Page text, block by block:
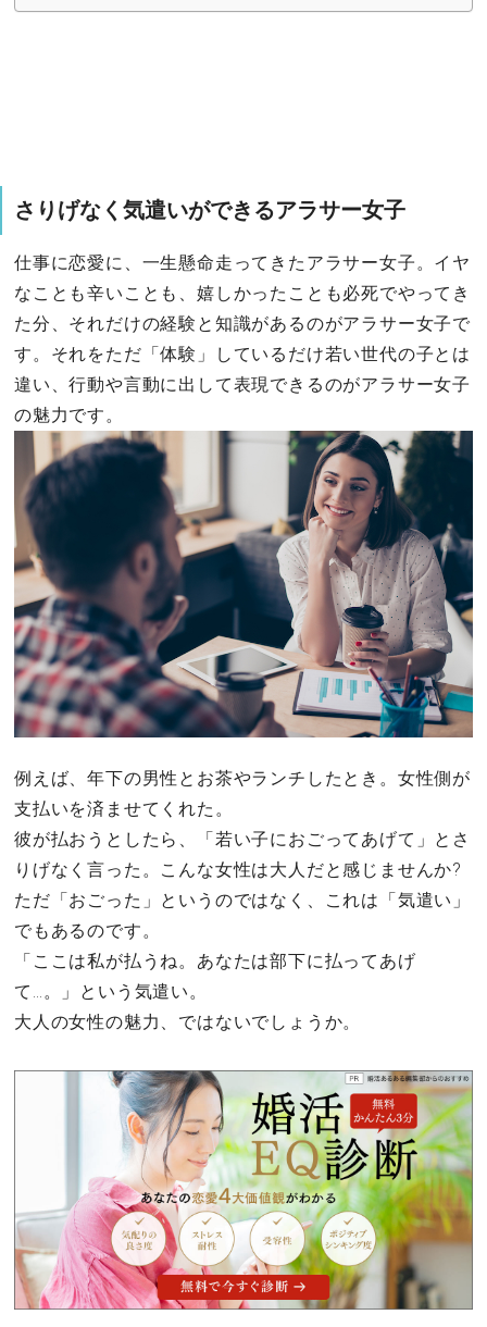
さりげなく気遣いができるアラサー女子
仕事に恋愛に、一生懸命走ってきたアラサー女子。イヤ
なことも辛いことも、嬉しかったことも必死でやってき
た分、それだけの経験と知識があるのがアラサー女子で
す。それをただ「体験」しているだけ若い世代の子とは
違い、行動や言動に出して表現できるのがアラサー女子
の魅力です。
例えば、年下の男性とお茶やランチしたとき。女性側が
支払いを済ませてくれた。
彼が払おうとしたら、「若い子におごってあげて」とさ
りげなく言った。こんな女性は大人だと感じませんか?
ただ「おごった」というのではなく、これは「気遣い」
でもあるのです。
「ここは私が払うね。あなたは部下に払ってあげ
て…。」という気遣い。
大人の女性の魅力、ではないでしょうか。